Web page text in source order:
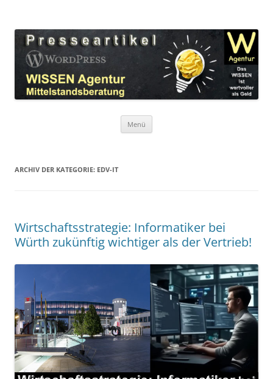
Agentur
Menü
ARCHIV DER KATEGORIE: EDV-IT
Wirtschaftsstrategie: Informatiker bei
Würth zukünftig wichtiger als der Vertrieb!